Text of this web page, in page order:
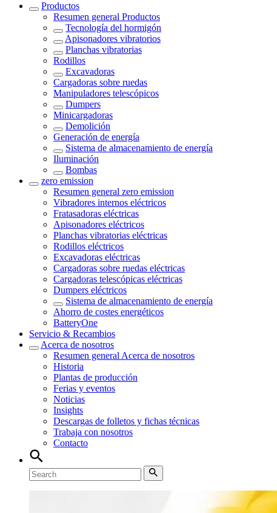
Productos
Resumen general Productos
Tecnología del hormigón
Apisonadores vibratorios
Planchas vibratorias
Rodillos
Excavadoras
Cargadoras sobre ruedas
Manipuladores telescópicos
Dumpers
Minicargadoras
Demolición
Generación de energía
Sistema de almacenamiento de energía
Iluminación
Bombas
zero emission
Resumen general zero emission
Vibradores internos eléctricos
Fratasadoras eléctricas
Apisonadores eléctricos
Planchas vibratorias eléctricas
Rodillos eléctricos
Excavadoras eléctricas
Cargadoras sobre ruedas eléctricas
Cargadoras telescópicas eléctricas
Dumpers eléctricos
Sistema de almacenamiento de energía
Ahorro de costes energéticos
BatteryOne
Servicio & Recambios
Acerca de nosotros
Resumen general Acerca de nosotros
Historia
Plantas de producción
Ferias y eventos
Noticias
Insights
Descargas de folletos y fichas técnicas
Trabaja con nosotros
Contacto